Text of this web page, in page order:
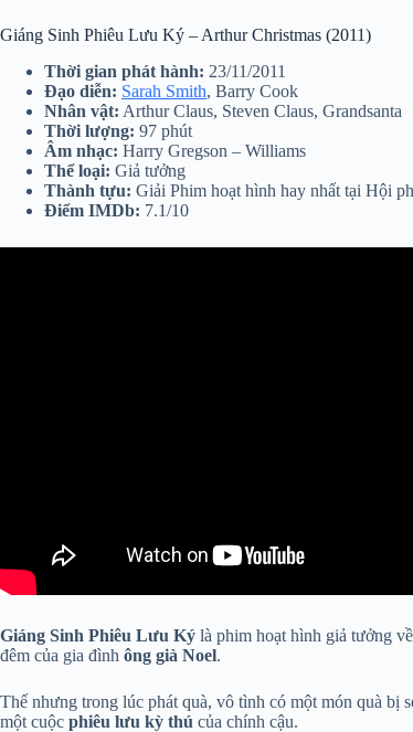
Giáng Sinh Phiêu Lưu Ký – Arthur Christmas (2011)
Thời gian phát hành: 23/11/2011
Đạo diễn: Sarah Smith, Barry Cook
Nhân vật: Arthur Claus, Steven Claus, Grandsanta
Thời lượng: 97 phút
Âm nhạc: Harry Gregson – Williams
Thể loại: Giả tưởng
Thành tựu: Giải Phim hoạt hình hay nhất tại Hội
Điểm IMDb: 7.1/10
Giáng Sinh Phiêu Lưu Ký là phim hoạt hình giả tưởng
đêm của gia đình ông già Noel.
Thế nhưng trong lúc phát quà, vô tình có một món quà bị
một cuộc phiêu lưu kỳ thú của chính cậu.